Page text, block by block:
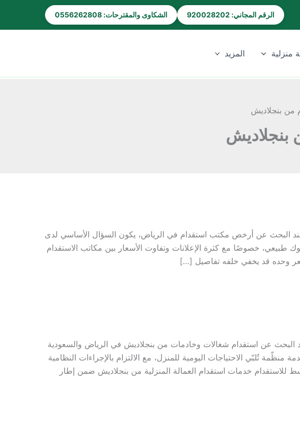
الرقم المجاني: 920028202 الشكاوى والمقترحات: 0556262808
منزلية المزيد
بنجلاديش
البحث عن أرخص مكتب استقدام في الرياض، يكون السؤال الأساسي لدى
طبيعي، خصوصًا مع كثرة الإعلانات وتفاوت الأسعار بين مكاتب الاستقدام
وحده قد يخفي خلفه تفاصيل […]
عن استقدام شغالات وخادمات من بنجلاديش في الرياض والسعودية
تُلبّي الاحتياجات اليومية للمنزل، مع الالتزام بالإجراءات النظامية
للاستقدام خدمات استقدام العمالة المنزلية من بنجلاديش ضمن إطار